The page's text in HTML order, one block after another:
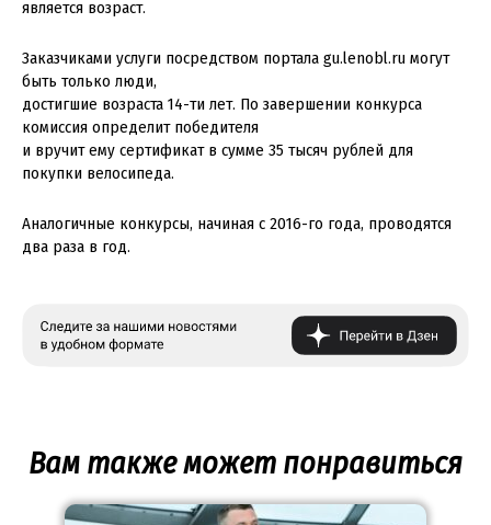
является возраст.
Заказчиками услуги посредством портала gu.lenobl.ru могут
быть только люди,
достигшие возраста 14-ти лет. По завершении конкурса
комиссия определит победителя
и вручит ему сертификат в сумме 35 тысяч рублей для
покупки велосипеда.
Аналогичные конкурсы, начиная с 2016-го года, проводятся
два раза в год.
Вам также может понравиться